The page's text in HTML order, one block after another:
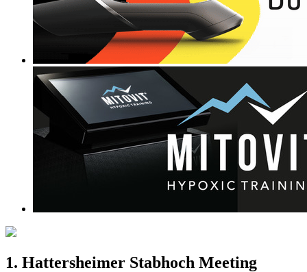
1. Hattersheimer Stabhoch Meeting